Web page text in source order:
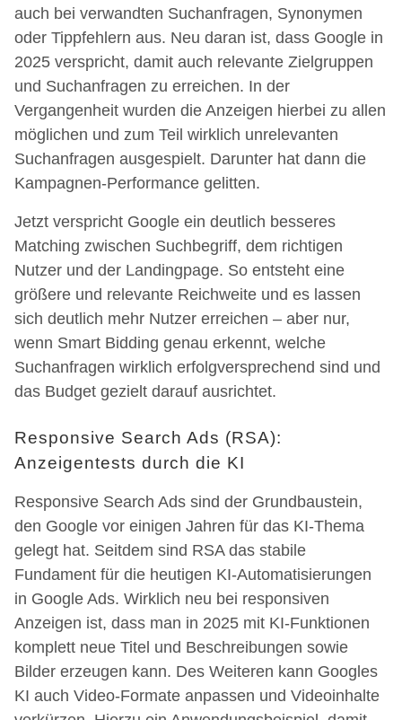
auch bei verwandten Suchanfragen, Synonymen
oder Tippfehlern aus. Neu daran ist, dass Google in
2025 verspricht, damit auch relevante Zielgruppen
und Suchanfragen zu erreichen. In der
Vergangenheit wurden die Anzeigen hierbei zu allen
möglichen und zum Teil wirklich unrelevanten
Suchanfragen ausgespielt. Darunter hat dann die
Kampagnen-Performance gelitten.
Jetzt verspricht Google ein deutlich besseres
Matching zwischen Suchbegriff, dem richtigen
Nutzer und der Landingpage. So entsteht eine
größere und relevante Reichweite und es lassen
sich deutlich mehr Nutzer erreichen – aber nur,
wenn Smart Bidding genau erkennt, welche
Suchanfragen wirklich erfolgversprechend sind und
das Budget gezielt darauf ausrichtet.
Responsive Search Ads (RSA):
Anzeigentests durch die KI
Responsive Search Ads sind der Grundbaustein,
den Google vor einigen Jahren für das KI-Thema
gelegt hat. Seitdem sind RSA das stabile
Fundament für die heutigen KI-Automatisierungen
in Google Ads. Wirklich neu bei responsiven
Anzeigen ist, dass man in 2025 mit KI-Funktionen
komplett neue Titel und Beschreibungen sowie
Bilder erzeugen kann. Des Weiteren kann Googles
KI auch Video-Formate anpassen und Videoinhalte